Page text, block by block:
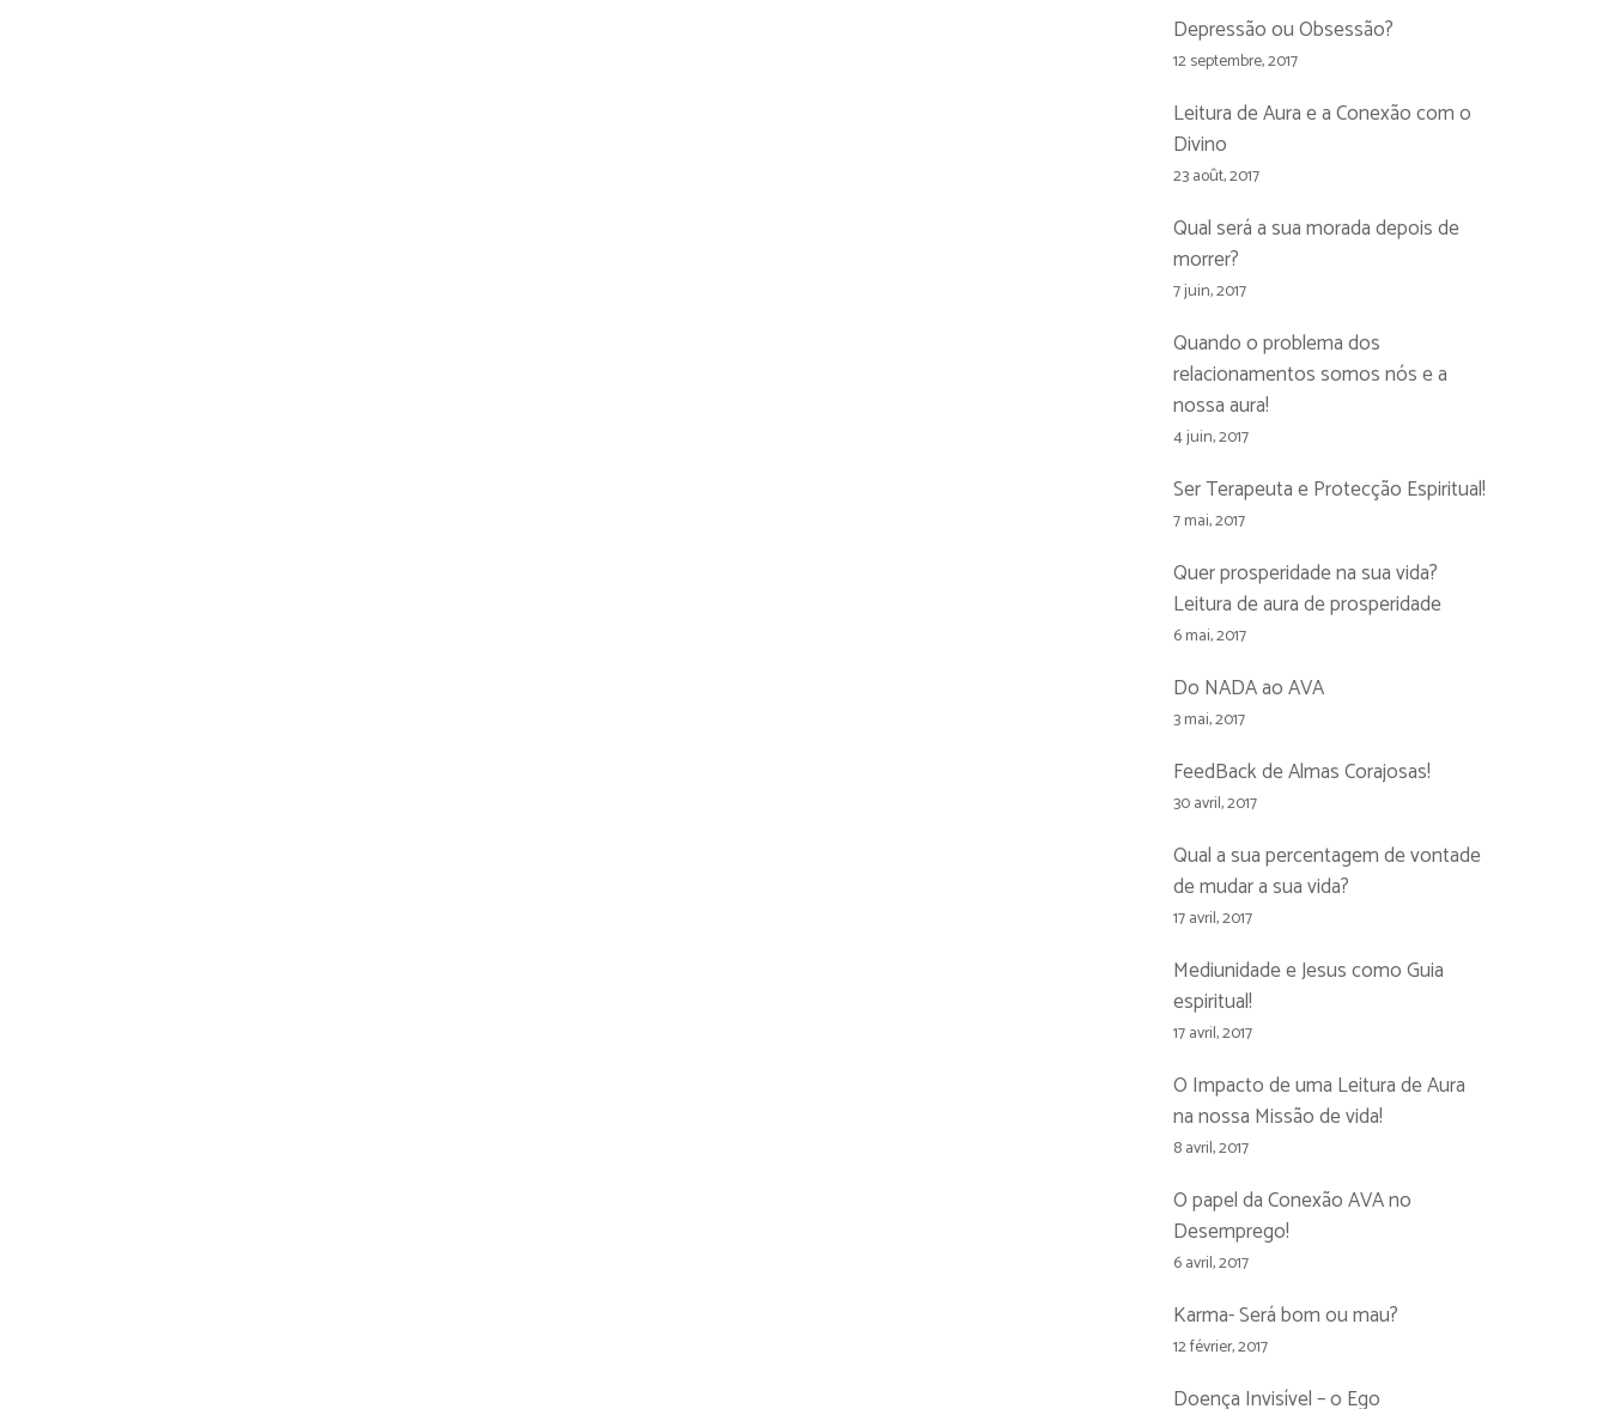
Depressão ou Obsessão?
12 septembre, 2017
Leitura de Aura e a Conexão com o
Divino
23 août, 2017
Qual será a sua morada depois de
morrer?
7 juin, 2017
Quando o problema dos
relacionamentos somos nós e a
nossa aura!
4 juin, 2017
Ser Terapeuta e Protecção Espiritual!
7 mai, 2017
Quer prosperidade na sua vida?
Leitura de aura de prosperidade
6 mai, 2017
Do NADA ao AVA
3 mai, 2017
FeedBack de Almas Corajosas!
30 avril, 2017
Qual a sua percentagem de vontade
de mudar a sua vida?
17 avril, 2017
Mediunidade e Jesus como Guia
espiritual!
17 avril, 2017
O Impacto de uma Leitura de Aura
na nossa Missão de vida!
8 avril, 2017
O papel da Conexão AVA no
Desemprego!
6 avril, 2017
Karma- Será bom ou mau?
12 février, 2017
Doença Invisível – o Ego